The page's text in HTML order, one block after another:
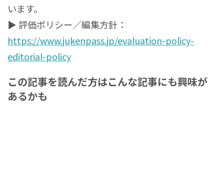
います。
▶ 評価ポリシー／編集方針：
https://www.jukenpass.jp/evaluation-policy-
editorial-policy
この記事を読んだ方はこんな記事にも興味が
あるかも